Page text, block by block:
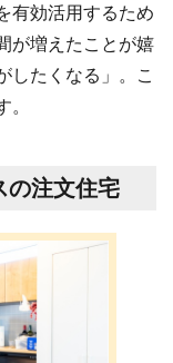
有効活用するため
が増えたことが嬉
したくなる」。こ
の注文住宅